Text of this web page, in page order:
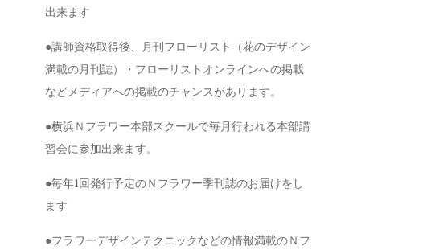
出来ます
●講師資格取得後、月刊フローリスト（花のデザイン
満載の月刊誌）・フローリストオンラインへの掲載
などメディアへの掲載のチャンスがあります。
●横浜Ｎフラワー本部スクールで毎月行われる本部講
習会に参加出来ます。
●毎年1回発行予定のＮフラワー季刊誌のお届けをし
ます
●フラワーデザインテクニックなどの情報満載のＮフ